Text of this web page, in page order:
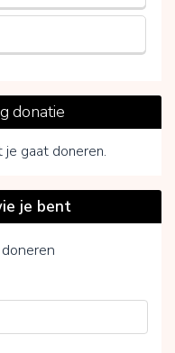
donatie
gaat doneren.
je bent